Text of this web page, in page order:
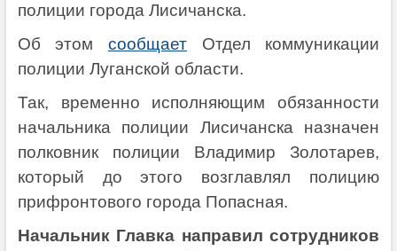
полиции города Лисичанска.
Об этом сообщаетОтдел коммуникации
полиции Луганской области.
Так, временно исполняющим обязанности
начальника полиции Лисичанска назначен
полковник полиции Владимир Золотарев,
который до этого возглавлял полицию
прифронтового города Попасная.
Начальник Главка направил сотрудников